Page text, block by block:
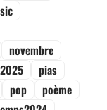
novembre
pias
pop
poème